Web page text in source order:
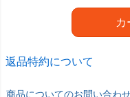
カ
返品特約について
商品についてのお問い合わ